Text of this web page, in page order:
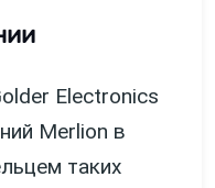
Electronics
Merlion в
таких